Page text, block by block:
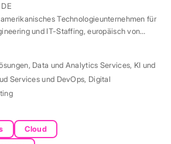
Technologieunternehmen für
und IT-Staffing, europäisch von
, Data und Analytics Services, KI und
Services und DevOps, Digital
Cloud